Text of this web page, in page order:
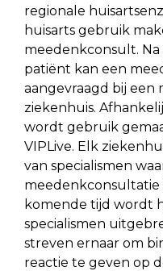
regionale
huisarts gebruik
meedenkconsult.
patiënt kan een
aangevraagd bij een
ziekenhuis.
wordt gebruik
VIPLive. Elk
van specialismen
meedenkconsultatie
komende tijd wordt
specialismen
streven ernaar om
reactie te geven op